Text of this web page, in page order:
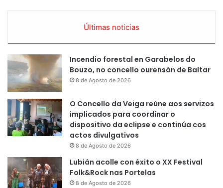
Últimas noticias
Incendio forestal en Garabelos do
Bouzo, no concello ourensán de Baltar
8 de Agosto de 2026
O Concello da Veiga reúne aos servizos
implicados para coordinar o
dispositivo da eclipse e continúa cos
actos divulgativos
8 de Agosto de 2026
Lubián acolle con éxito o XX Festival
Folk&Rock nas Portelas
8 de Agosto de 2026